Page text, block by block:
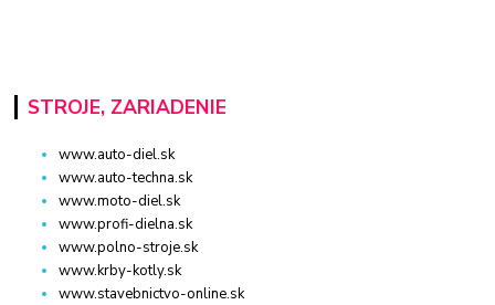
STROJE, ZARIADENIE
www.auto-diel.sk
www.auto-techna.sk
www.moto-diel.sk
www.profi-dielna.sk
www.polno-stroje.sk
www.krby-kotly.sk
www.stavebnictvo-online.sk